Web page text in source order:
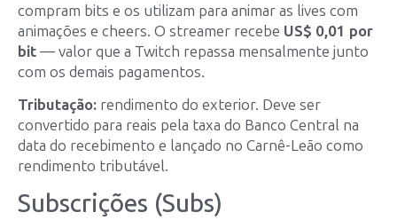
compram bits e os utilizam para animar as lives com
animações e cheers. O streamer recebe US$ 0,01 por
bit — valor que a Twitch repassa mensalmente junto
com os demais pagamentos.
Tributação: rendimento do exterior. Deve ser
convertido para reais pela taxa do Banco Central na
data do recebimento e lançado no Carnê-Leão como
rendimento tributável.
Subscrições (Subs)